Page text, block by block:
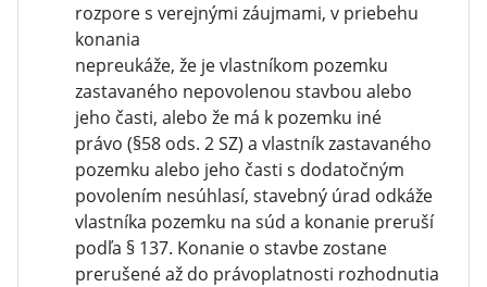
rozpore s verejnými záujmami, v priebehu
konania
nepreukáže, že je vlastníkom pozemku
zastavaného nepovolenou stavbou alebo
jeho časti, alebo že má k pozemku iné
právo (§58 ods. 2 SZ) a vlastník zastavaného
pozemku alebo jeho časti s dodatočným
povolením nesúhlasí, stavebný úrad odkáže
vlastníka pozemku na súd a konanie preruší
podľa § 137. Konanie o stavbe zostane
prerušené až do právoplatnosti rozhodnutia